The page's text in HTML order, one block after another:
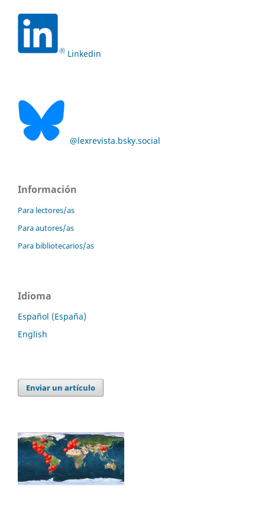
Linkedin
@lexrevista.bsky.social
Información
Para lectores/as
Para autores/as
Para bibliotecarios/as
Idioma
Español (España)
English
Enviar un artículo